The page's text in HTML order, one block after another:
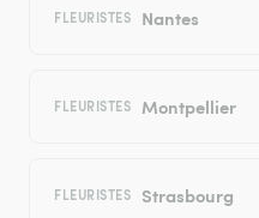
FLEURISTES Nantes
FLEURISTES Montpellier
FLEURISTES Strasbourg